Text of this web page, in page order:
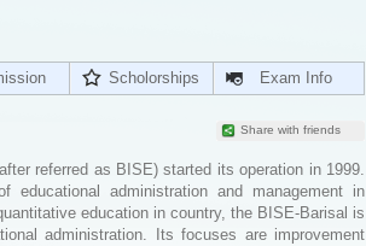
Scholorships Exam Info
Share with friends
referred as BISE) started its operation in 1999.
administration and management in
education in country, the BISE-Barisal is
administration. Its focuses are improvement